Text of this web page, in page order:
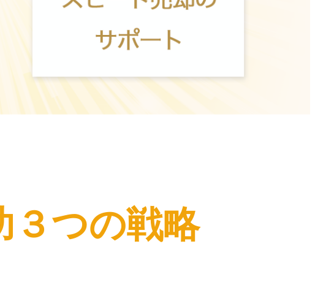
３つの戦略